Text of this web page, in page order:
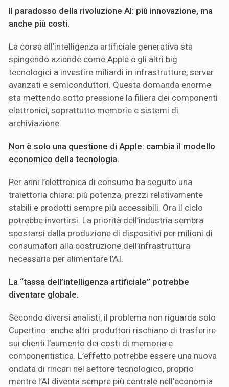
Il paradosso della rivoluzione AI: più innovazione, ma
anche più costi.
La corsa all’intelligenza artificiale generativa sta
spingendo aziende come Apple e gli altri big
tecnologici a investire miliardi in infrastrutture, server
avanzati e semiconduttori. Questa domanda enorme
sta mettendo sotto pressione la filiera dei componenti
elettronici, soprattutto memorie e sistemi di
archiviazione.
Non è solo una questione di Apple: cambia il modello
economico della tecnologia.
Per anni l’elettronica di consumo ha seguito una
traiettoria chiara: più potenza, prezzi relativamente
stabili e prodotti sempre più accessibili. Ora il ciclo
potrebbe invertirsi. La priorità dell’industria sembra
spostarsi dalla produzione di dispositivi per milioni di
consumatori alla costruzione dell’infrastruttura
necessaria per alimentare l’AI.
La “tassa dell’intelligenza artificiale” potrebbe
diventare globale.
Secondo diversi analisti, il problema non riguarda solo
Cupertino: anche altri produttori rischiano di trasferire
sui clienti l’aumento dei costi di memoria e
componentistica. L’effetto potrebbe essere una nuova
ondata di rincari nel settore tecnologico, proprio
mentre l’AI diventa sempre più centrale nell’economia